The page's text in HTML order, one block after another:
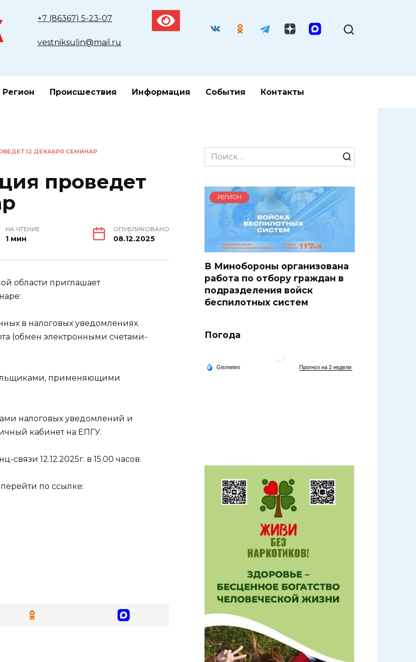
+7 (86367) 5-23-07
vestniksulin@mail.ru
Регион Происшествия Информация События Контакты
12 ДЕКАБРЯ СЕМИНАР
проведет
НА ЧТЕНИЕ
1 мин
ОПУБЛИКОВАНО
08.12.2025
области приглашает
в налоговых уведомлениях.
(обмен электронными счетами-
применяющими
налоговых уведомлений и
кабинет на ЕПГУ.
12.12.2025г. в 15.00 часов.
по ссылке:
Search
for:
РЕГИОН
В Минобороны организована
работа по отбору граждан в
подразделения войск
беспилотных систем
Погода